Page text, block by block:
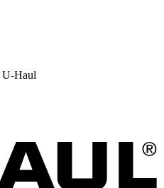
U-Haul